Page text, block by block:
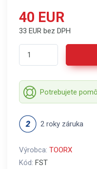
40 EUR
33 EUR bez DPH
Potrebujete
2 roky záruka
Výrobca: TOORX
Kód: FST